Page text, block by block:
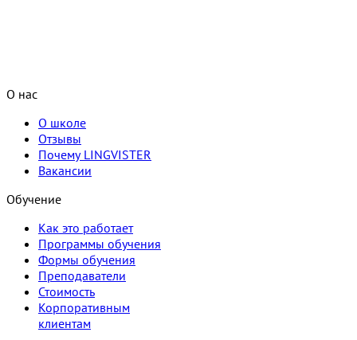
О нас
О школе
Отзывы
Почему LINGVISTER
Вакансии
Обучение
Как это работает
Программы обучения
Формы обучения
Преподаватели
Стоимость
Корпоративным
клиентам